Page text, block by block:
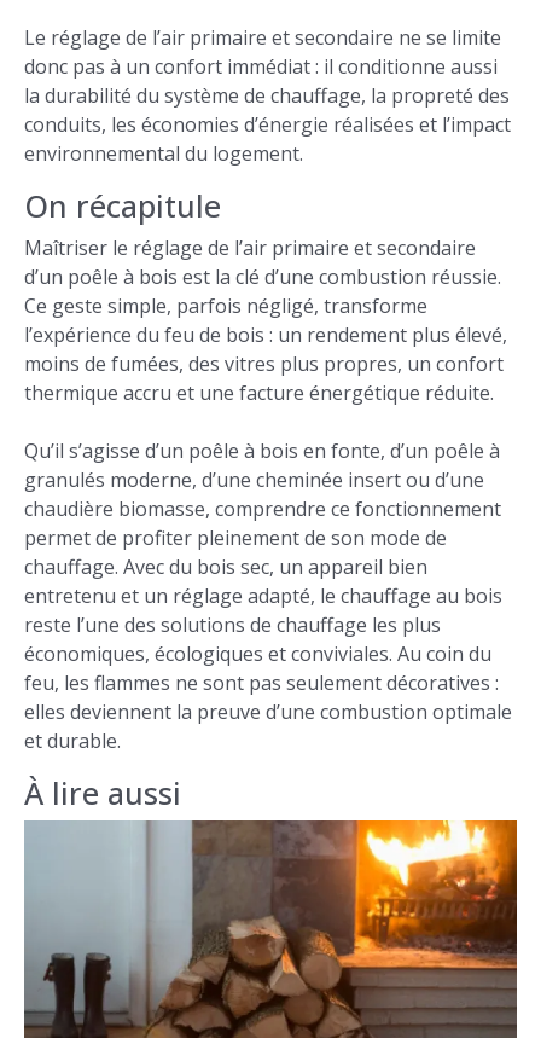
Le réglage de l’air primaire et secondaire ne se limite
donc pas à un confort immédiat : il conditionne aussi
la durabilité du système de chauffage, la propreté des
conduits, les économies d’énergie réalisées et l’impact
environnemental du logement.
On récapitule
Maîtriser le réglage de l’air primaire et secondaire
d’un poêle à bois est la clé d’une combustion réussie.
Ce geste simple, parfois négligé, transforme
l’expérience du feu de bois : un rendement plus élevé,
moins de fumées, des vitres plus propres, un confort
thermique accru et une facture énergétique réduite.
Qu’il s’agisse d’un poêle à bois en fonte, d’un poêle à
granulés moderne, d’une cheminée insert ou d’une
chaudière biomasse, comprendre ce fonctionnement
permet de profiter pleinement de son mode de
chauffage. Avec du bois sec, un appareil bien
entretenu et un réglage adapté, le chauffage au bois
reste l’une des solutions de chauffage les plus
économiques, écologiques et conviviales. Au coin du
feu, les flammes ne sont pas seulement décoratives :
elles deviennent la preuve d’une combustion optimale
et durable.
À lire aussi